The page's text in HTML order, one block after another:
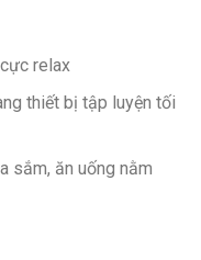
relax
thiết bị tập luyện tối
sắm, ăn uống nằm